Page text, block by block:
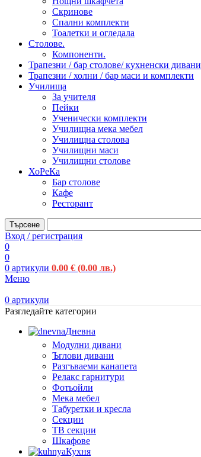
Скринове
Спални комплекти
Тоалетки и огледала
Столове.
Компоненти.
Трапезни / бар столове/ кухненски дивани
Трапезни / холни / бар маси и комплекти
Училища
За учителя
Пейки
Ученически комплекти
Училищна мека мебел
Училищна столова
Училищни маси
Училищни столове
ХоРеКа
Бар столове
Кафе
Ресторант
Търсене
Вход / регистрация
0
0
0 артикули 0.00 € (0.00 лв.)
Меню
0 артикули
Разгледайте категории
Дневна
Модулни дивани
Ъглови дивани
Разгъваеми канапета
Релакс гарнитури
Фотьойли
Мека мебел
Табуретки и кресла
Секции
ТВ секции
Шкафове
Кухня